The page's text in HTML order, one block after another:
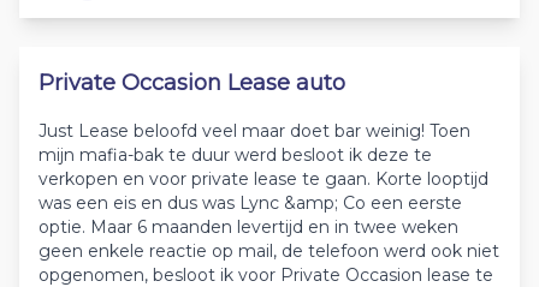
Private Occasion Lease auto
Just Lease beloofd veel maar doet bar weinig! Toen
mijn mafia-bak te duur werd besloot ik deze te
verkopen en voor private lease te gaan. Korte looptijd
was een eis en dus was Lync &amp; Co een eerste
optie. Maar 6 maanden levertijd en in twee weken
geen enkele reactie op mail, de telefoon werd ook niet
opgenomen, besloot ik voor Private Occasion lease te